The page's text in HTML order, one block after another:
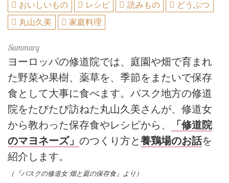
おいしいもの レシピ 読みもの
どうぶつ
丸山久美
家庭料理
ヨーロッパの修道院では、庭園や畑で育まれ
た野菜や果樹、薬草を、季節をまたいで保存
食として大事に食べます。バスク地方の修道
院をたびたび訪ねた丸山久美さんが、修道女
から教わった保存食やレシピから、
「修道院
のマヨネーズ」 のつくり方と養鶏場のお話を
紹介します。
（『バスクの修道女 畑と庭の保存食』より）